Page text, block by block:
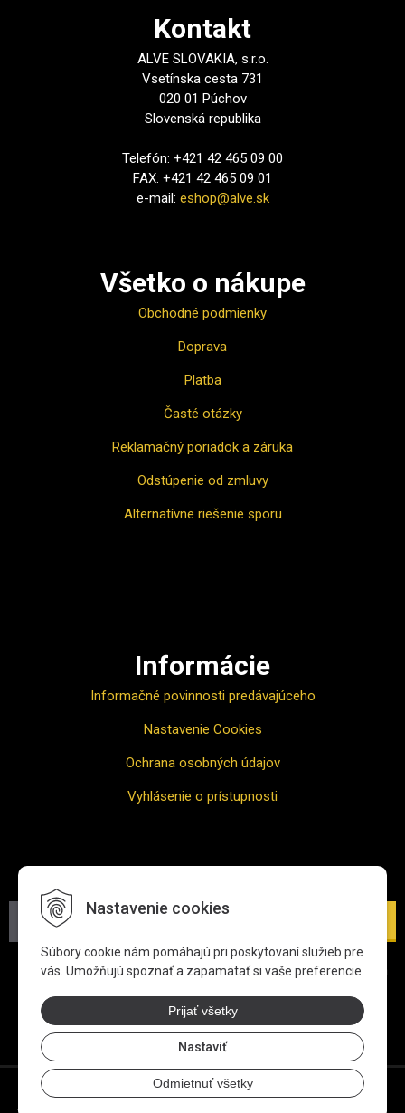
Nastavenie cookies
Súbory cookie nám pomáhajú pri poskytovaní služieb pre
vás. Umožňujú spoznať a zapamätať si vaše preferencie.
Prijať všetky
Nastaviť
Odmietnuť všetky
Kontakt
ALVE SLOVAKIA, s.r.o.
Vsetínska cesta 731
020 01 Púchov
Slovenská republika
Telefón: +421 42 465 09 00
FAX: +421 42 465 09 01
e-mail: eshop@alve.sk
Všetko o nákupe
Obchodné podmienky
Doprava
Platba
Časté otázky
Reklamačný poriadok a záruka
Odstúpenie od zmluvy
Alternatívne riešenie sporu
Informácie
Informačné povinnosti predávajúceho
Nastavenie Cookies
Ochrana osobných údajov
Vyhlásenie o prístupnosti
*Zadaním svojej e-mailovej adresy súhlasíte s jej spracovaním
osobných údajov
© 2026 ALVE SLOVAKIA, s.r.o.